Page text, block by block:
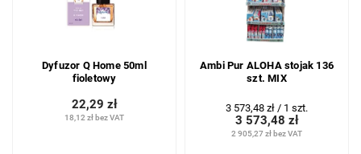
Dyfuzor Q Home 50ml
fioletowy
18,12 zł bez VAT
22,29 zł
Ambi Pur ALOHA stojak 136
szt. MIX
2 905,27 zł bez VAT
3 573,48 zł
Cena
jednostkowa:
3 573,48 zł / 1 szt.